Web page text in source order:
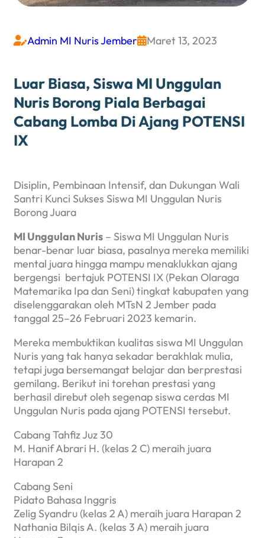
Admin MI Nuris JemberMaret 13, 2023
Luar Biasa, Siswa MI Unggulan
Nuris Borong Piala Berbagai
Cabang Lomba Di Ajang POTENSI
IX
Disiplin, Pembinaan Intensif, dan Dukungan Wali
Santri Kunci Sukses Siswa MI Unggulan Nuris
Borong Juara
MI Unggulan Nuris – Siswa MI Unggulan Nuris
benar-benar luar biasa, pasalnya mereka memiliki
mental juara hingga mampu menaklukkan ajang
bergengsi bertajuk POTENSI IX (Pekan Olaraga
Matemarika Ipa dan Seni) tingkat kabupaten yang
diselenggarakan oleh MTsN 2 Jember pada
tanggal 25–26 Februari 2023 kemarin.
Mereka membuktikan kualitas siswa MI Unggulan
Nuris yang tak hanya sekadar berakhlak mulia,
tetapi juga bersemangat belajar dan berprestasi
gemilang. Berikut ini torehan prestasi yang
berhasil direbut oleh segenap siswa cerdas MI
Unggulan Nuris pada ajang POTENSI tersebut.
Cabang Tahfiz Juz 30
M. Hanif Abrari H. (kelas 2 C) meraih juara
Harapan 2
Cabang Seni
Pidato Bahasa Inggris
Zelig Syandru (kelas 2 A) meraih juara Harapan 2
Nathania Bilqis A. (kelas 3 A) meraih juara